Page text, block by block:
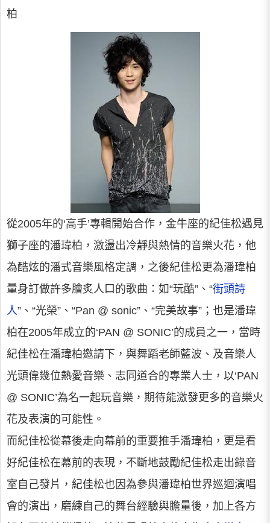
柏
從2005年的‘高手’專輯開始合作，金牛座的紀佳松遇見
獅子座的潘瑋柏，激盪出冷靜與熱情的音樂火花，他
為酷炫的潘式音樂風格定調，之後紀佳松更為潘瑋柏
量身訂做許多膾炙人口的歌曲：如“玩酷”、“街頭詩
人”、“光榮”、“Pan @ sonic”、“完美故事”；也是潘瑋
柏在2005年成立的‘PAN @ SONIC’的成員之一，當時
紀佳松在潘瑋柏邀請下，與舞蹈老師藍波、及音樂人
光頭偉幾位熱愛音樂、志同道合的專業人士，以‘PAN
@ SONIC’為名一起玩音樂，期待能激發更多的音樂火
花及表演的可能性。
而紀佳松從幕後走向幕前的重要推手潘瑋柏，更是看
好紀佳松在幕前的表現，不斷地鼓勵紀佳松走出錄音
室自己發片，紀佳松也因為參與潘瑋柏世界巡迴演唱
會的演出，磨練自己的舞台經驗與膽量後，加上各方